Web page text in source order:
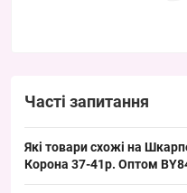
Часті запитання
Які товари схожі на
Корона 37-41р. Оптом